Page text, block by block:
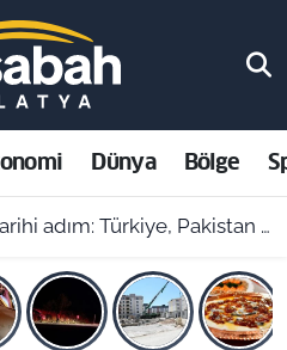
Dünya Bölge
ve Suudi Arabistan'dan Ortak Savunma Anlaşması!
Haritası
ve Fikstür